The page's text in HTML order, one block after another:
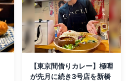
【東京間借りカレー】極哩
が先月に続き3号店を新橋